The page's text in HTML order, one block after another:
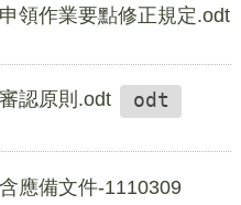
領作業要點修正規定.odt
認原則.odt
odt
應備文件-1110309